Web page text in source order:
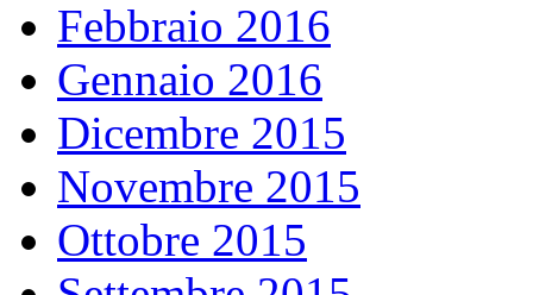
Febbraio 2016
Gennaio 2016
Dicembre 2015
Novembre 2015
Ottobre 2015